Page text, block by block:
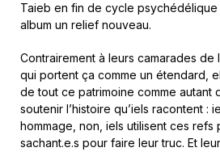
Taieb en fin de cycle
album un relief nouveau.
Contrairement à leurs camarades de
qui portent ça comme un étendard,
de tout ce patrimoine comme autant
soutenir l’histoire qu’iels racontent :
hommage, non, iels utilisent ces refs
sachant.e.s pour faire leur truc. Et